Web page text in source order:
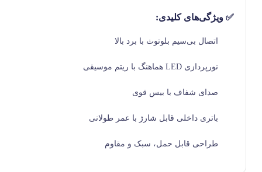
✅ ویژگی‌های کلیدی:
اتصال بی‌سیم بلوتوث با برد بالا
نورپردازی LED هماهنگ با ریتم موسیقی
صدای شفاف با بیس قوی
باتری داخلی قابل شارژ با عمر طولانی
طراحی قابل حمل، سبک و مقاوم